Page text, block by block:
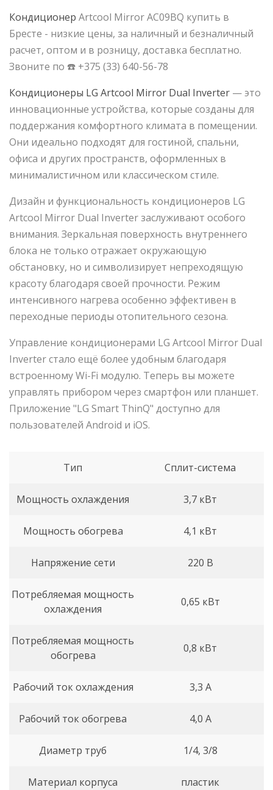
Кондиционер Artcool Mirror AC09BQ купить в
Бресте - низкие цены, за наличный и безналичный
расчет, оптом и в розницу, доставка бесплатно.
Звоните по ☎️ +375 (33) 640-56-78
Кондиционеры LG Artcool Mirror Dual Inverter — это
инновационные устройства, которые созданы для
поддержания комфортного климата в помещении.
Они идеально подходят для гостиной, спальни,
офиса и других пространств, оформленных в
минималистичном или классическом стиле.
Дизайн и функциональность кондиционеров LG
Artcool Mirror Dual Inverter заслуживают особого
внимания. Зеркальная поверхность внутреннего
блока не только отражает окружающую
обстановку, но и символизирует непреходящую
красоту благодаря своей прочности. Режим
интенсивного нагрева особенно эффективен в
переходные периоды отопительного сезона.
Управление кондиционерами LG Artcool Mirror Dual
Inverter стало ещё более удобным благодаря
встроенному Wi-Fi модулю. Теперь вы можете
управлять прибором через смартфон или планшет.
Приложение "LG Smart ThinQ" доступно для
пользователей Android и iOS.
Тип Сплит-система
Мощность охлаждения 3,7 кВт
Мощность обогрева 4,1 кВт
Напряжение сети 220 В
Потребляемая мощность
охлаждения
0,65 кВт
Потребляемая мощность
обогрева
0,8 кВт
Рабочий ток охлаждения 3,3 А
Рабочий ток обогрева 4,0 А
Диаметр труб 1/4, 3/8
Материал корпуса пластик